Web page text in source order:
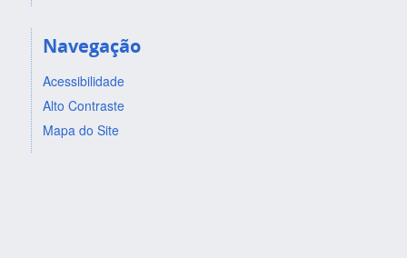
Navegação
Acessibilidade
Alto Contraste
Mapa do Site